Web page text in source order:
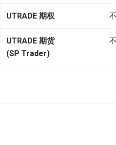
UTRADE 期权
UTRADE 期货
(SP Trader)